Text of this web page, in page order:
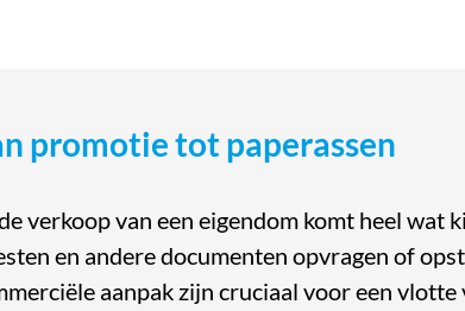
promotie tot paperassen
verkoop van een eigendom komt heel wat
en andere documenten opvragen of
aanpak zijn cruciaal voor een vlotte